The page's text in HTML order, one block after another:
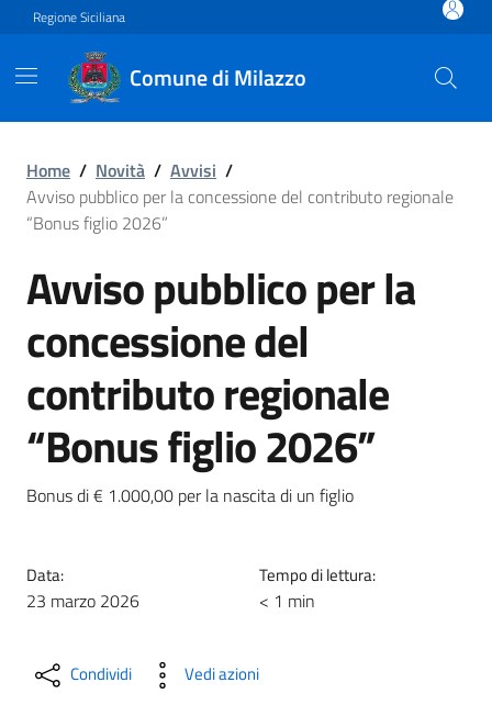
Vai ai contenuti
Vai al footer
Regione Siciliana
Comune di Milazzo
Avviso pubblico per la
Home / Novità / Avvisi /
Avviso pubblico per la concessione del contributo regionale
“Bonus figlio 2026”
Avviso pubblico per la
concessione del
contributo regionale
“Bonus figlio 2026”
Bonus di € 1.000,00 per la nascita di un figlio
Data:
23 marzo 2026
Tempo di lettura:
< 1 min
Condividi Vedi azioni